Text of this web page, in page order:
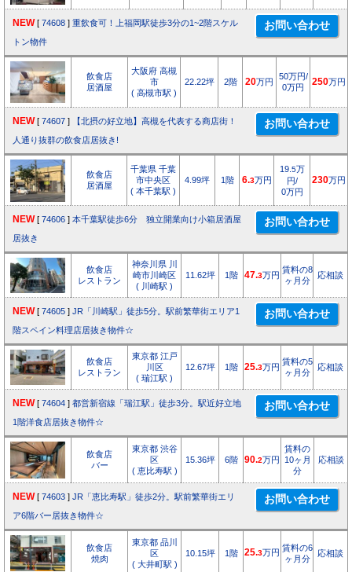
NEW [ 74608 ] 重飲食可！上福岡駅徒歩3分の1~2階スケル
トン物件
飲食店
居酒屋
大阪府 高槻
市
( 高槻市駅 )
22.22坪 2階 20万円
50万円/
0万円
250万円
NEW [ 74607 ]
【北摂の好立地】高槻を代表する商店街！
人通り抜群の飲食店居抜き!
飲食店
居酒屋
千葉県 千葉
市中央区
( 本千葉駅 )
4.99坪 1階 6.3万円
19.5万
円/
0万円
230万円
NEW [ 74606 ] 本千葉駅徒歩6分 独立開業向け小箱居酒屋
居抜き
飲食店
レストラン
神奈川県 川
崎市川崎区
( 川崎駅 )
11.62坪 1階 47.3万円
賃料の8
ヶ月分
応相談
NEW [ 74605 ] JR「川崎駅」徒歩5分。駅前繁華街エリア1
階スペイン料理店居抜き物件☆
飲食店
レストラン
東京都 江戸
川区
( 瑞江駅 )
12.67坪 1階 25.3万円
賃料の5
ヶ月分
応相談
NEW [ 74604 ] 都営新宿線「瑞江駅」徒歩3分。駅近好立地
1階洋食店居抜き物件☆
飲食店
バー
東京都 渋谷
区
( 恵比寿駅 )
15.36坪 6階 90.2万円
賃料の
10ヶ月
分
応相談
NEW [ 74603 ] JR「恵比寿駅」徒歩2分。駅前繁華街エリ
ア6階バー居抜き物件☆
飲食店
焼肉
東京都 品川
区
( 大井町駅 )
10.15坪 1階 25.3万円 賃料の6
ヶ月分
応相談